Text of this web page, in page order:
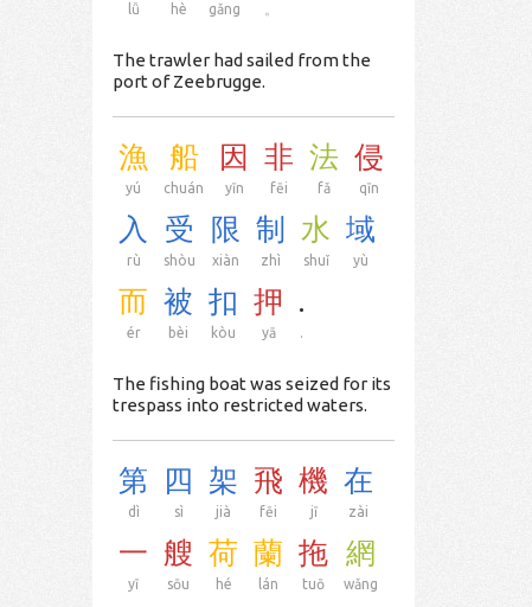
lǚ hè gǎng
The trawler had sailed from the
port of Zeebrugge.
漁
yú
船
chuán
因
yīn
非
fēi
法
fǎ
侵
qīn
入
rù
受
shòu
限
xiàn
制
zhì
水
shuǐ
域
yù
而
ér
被
bèi
扣
kòu
押
yā
.
.
The fishing boat was seized for its
trespass into restricted waters.
第
dì
四
sì
架
jià
飛
fēi
機
jī
在
zài
一
yī
艘
sōu
荷
hé
蘭
lán
拖
tuō
網
wǎng